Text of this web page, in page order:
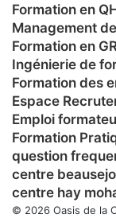
Formation en
Management
Formation en
Ingénierie de
Formation des
Espace
Emploi
Formation
question
centre
centre hay
© 2026 Oasis de la